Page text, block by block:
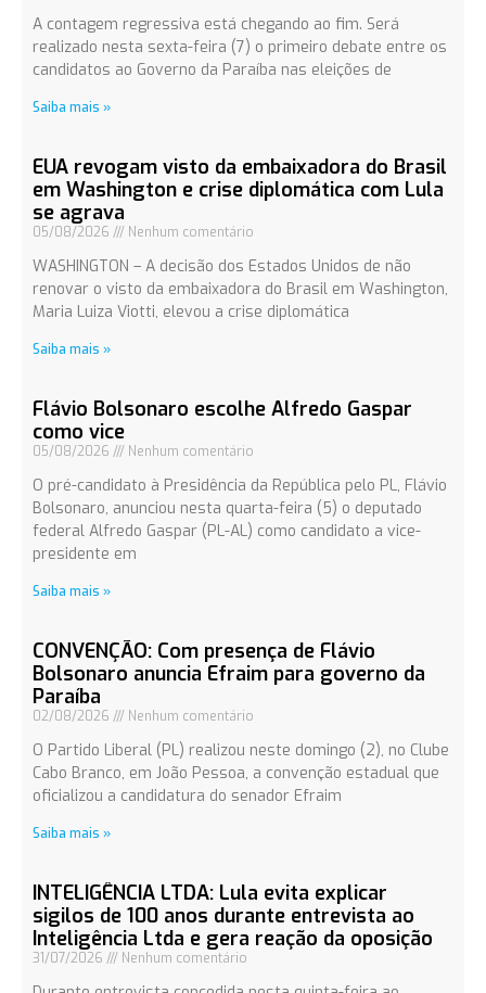
A contagem regressiva está chegando ao fim. Será
realizado nesta sexta-feira (7) o primeiro debate entre os
candidatos ao Governo da Paraíba nas eleições de
Saiba mais »
EUA revogam visto da embaixadora do Brasil
em Washington e crise diplomática com Lula
se agrava
05/08/2026 Nenhum comentário
WASHINGTON – A decisão dos Estados Unidos de não
renovar o visto da embaixadora do Brasil em Washington,
Maria Luiza Viotti, elevou a crise diplomática
Saiba mais »
Flávio Bolsonaro escolhe Alfredo Gaspar
como vice
05/08/2026 Nenhum comentário
O pré-candidato à Presidência da República pelo PL, Flávio
Bolsonaro, anunciou nesta quarta-feira (5) o deputado
federal Alfredo Gaspar (PL-AL) como candidato a vice-
presidente em
Saiba mais »
CONVENÇÃO: Com presença de Flávio
Bolsonaro anuncia Efraim para governo da
Paraíba
02/08/2026 Nenhum comentário
O Partido Liberal (PL) realizou neste domingo (2), no Clube
Cabo Branco, em João Pessoa, a convenção estadual que
oficializou a candidatura do senador Efraim
Saiba mais »
INTELIGÊNCIA LTDA: Lula evita explicar
sigilos de 100 anos durante entrevista ao
Inteligência Ltda e gera reação da oposição
31/07/2026 Nenhum comentário